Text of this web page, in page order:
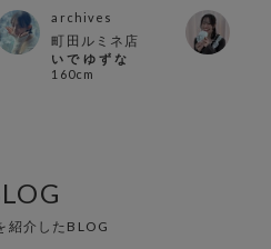
archives
町田ルミネ店
い で ゆ ず な
160cm
紹介したBLOG